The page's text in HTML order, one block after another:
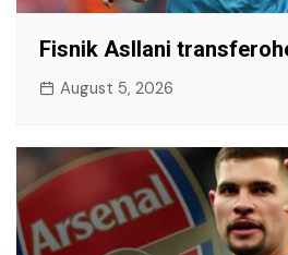
Fisnik Asllani
August 5, 2026